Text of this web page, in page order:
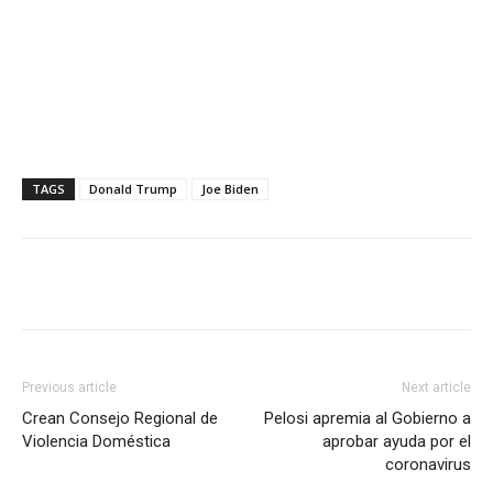
TAGS Donald Trump Joe Biden
Previous article
Crean Consejo Regional de
Violencia Doméstica
Next article
Pelosi apremia al Gobierno a
aprobar ayuda por el
coronavirus